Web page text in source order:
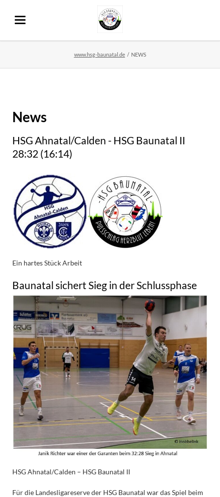
www.hsg-baunatal.de NEWS
News
HSG Ahnatal/Calden - HSG Baunatal II
28:32 (16:14)
Ein hartes Stück Arbeit
Baunatal sichert Sieg in der Schlussphase
HSG Ahnatal/Calden – HSG Baunatal II
Für die Landesligareserve der HSG Baunatal war das Spiel beim